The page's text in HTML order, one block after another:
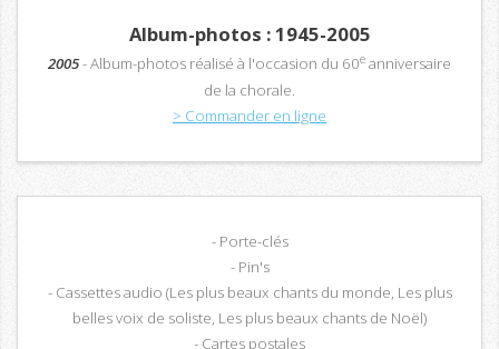
Album-photos : 1945-2005
2005- Album-photos réalisé à l'occasion du 60e anniversaire
de la chorale.
> Commander en ligne
- Porte-clés
- Pin's
- Cassettes audio (Les plus beaux chants du monde, Les plus
belles voix de soliste, Les plus beaux chants de Noël)
- Cartes postales